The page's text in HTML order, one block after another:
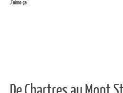
J’aime ça :